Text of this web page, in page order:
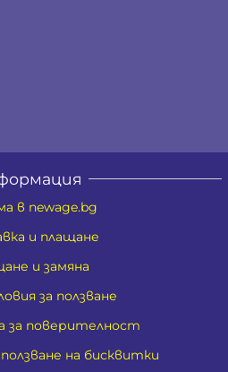
в newage.bg
и плащане
и замяна
за ползване
за поверителност
на бисквитки